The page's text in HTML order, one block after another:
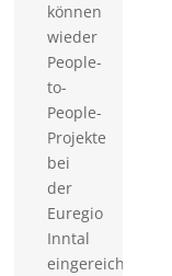
können
wieder
People-
to-
People-
Projekte
bei
der
Euregio
Inntal
eingereicht...